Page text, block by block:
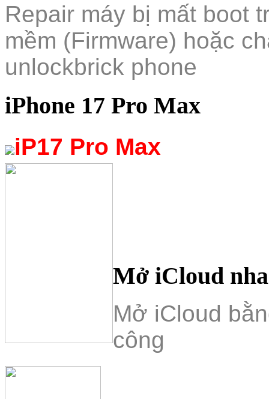
Repair máy bị mất boot
mềm (Firmware) hoặc
unlockbrick phone
iPhone 17 Pro Max
iP17 Pro Max
Mở iCloud
Mở iCloud
công